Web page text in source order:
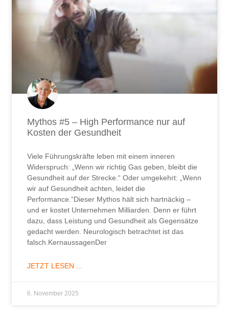
Mythos #5 – High Performance nur auf
Kosten der Gesundheit
Viele Führungskräfte leben mit einem inneren
Widerspruch: „Wenn wir richtig Gas geben, bleibt die
Gesundheit auf der Strecke.“ Oder umgekehrt: „Wenn
wir auf Gesundheit achten, leidet die
Performance.“Dieser Mythos hält sich hartnäckig –
und er kostet Unternehmen Milliarden. Denn er führt
dazu, dass Leistung und Gesundheit als Gegensätze
gedacht werden. Neurologisch betrachtet ist das
falsch.KernaussagenDer
JETZT LESEN ...
6. November 2025